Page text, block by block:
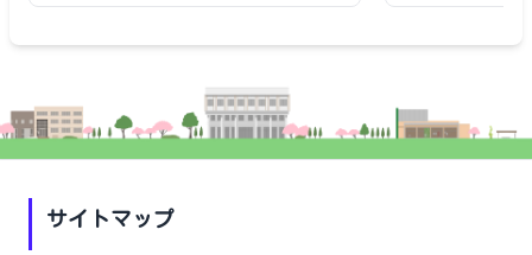
サイトマップ